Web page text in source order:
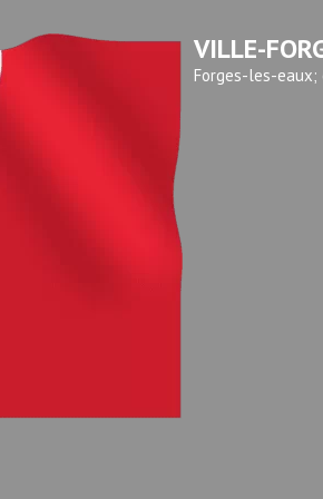
VILLE-
Forges-les-eaux;